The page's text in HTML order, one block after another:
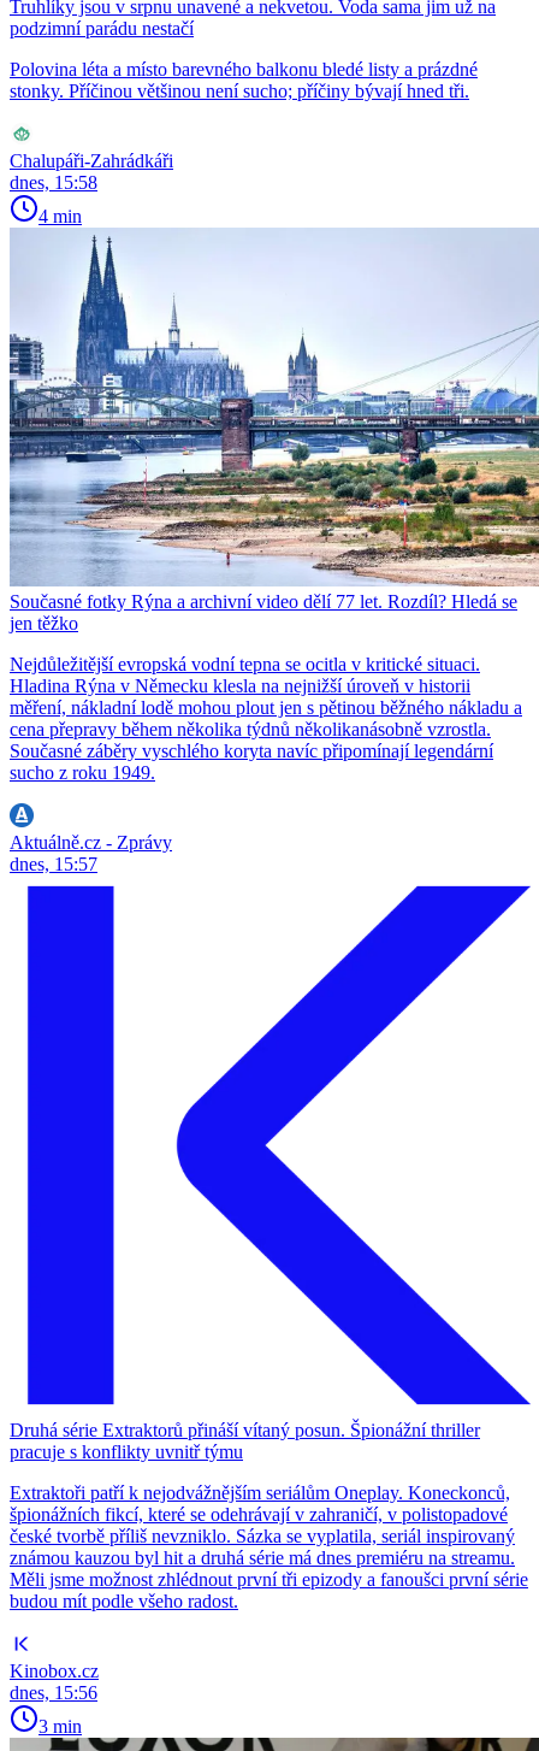
Truhlíky jsou v srpnu unavené a nekvetou. Voda sama jim už na
podzimní parádu nestačí
Polovina léta a místo barevného balkonu bledé listy a prázdné
stonky. Příčinou většinou není sucho; příčiny bývají hned tři.
Chalupáři-Zahrádkáři
dnes, 15:58
4 min
Současné fotky Rýna a archivní video dělí 77 let. Rozdíl? Hledá se
jen těžko
Nejdůležitější evropská vodní tepna se ocitla v kritické situaci.
Hladina Rýna v Německu klesla na nejnižší úroveň v historii
měření, nákladní lodě mohou plout jen s pětinou běžného nákladu a
cena přepravy během několika týdnů několikanásobně vzrostla.
Současné záběry vyschlého koryta navíc připomínají legendární
sucho z roku 1949.
Aktuálně.cz - Zprávy
dnes, 15:57
Druhá série Extraktorů přináší vítaný posun. Špionážní thriller
pracuje s konflikty uvnitř týmu
Extraktoři patří k nejodvážnějším seriálům Oneplay. Koneckonců,
špionážních fikcí, které se odehrávají v zahraničí, v polistopadové
české tvorbě příliš nevzniklo. Sázka se vyplatila, seriál inspirovaný
známou kauzou byl hit a druhá série má dnes premiéru na streamu.
Měli jsme možnost zhlédnout první tři epizody a fanoušci první série
budou mít podle všeho radost.
Kinobox.cz
dnes, 15:56
3 min